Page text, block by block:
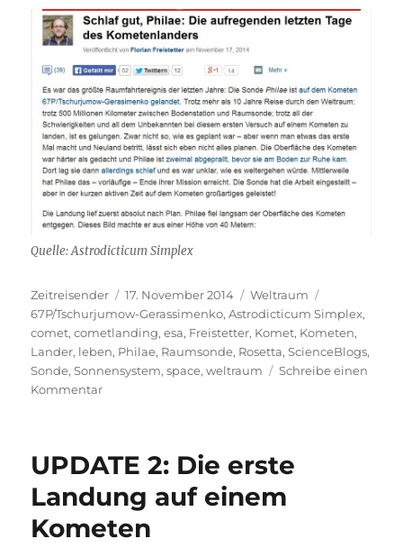
Quelle: Astrodicticum Simplex
Autor
Zeitreisender
Veröffentlicht
am
17. November 2014 Kategorien
Weltraum
67P/Tschurjumow-Gerassimenko,Astrodicticum Simplex,
comet,cometlanding,esa, Freistetter, Komet, Kometen,
Lander, leben, Philae, Raumsonde, Rosetta,ScienceBlogs,
Sonde,Sonnensystem,space,weltraum
Schreibe einen
Kommentarzu
Zusammenfassung:
erste
Landung
auf
UPDATE 2: Die erste
Landung auf einem
Kometen